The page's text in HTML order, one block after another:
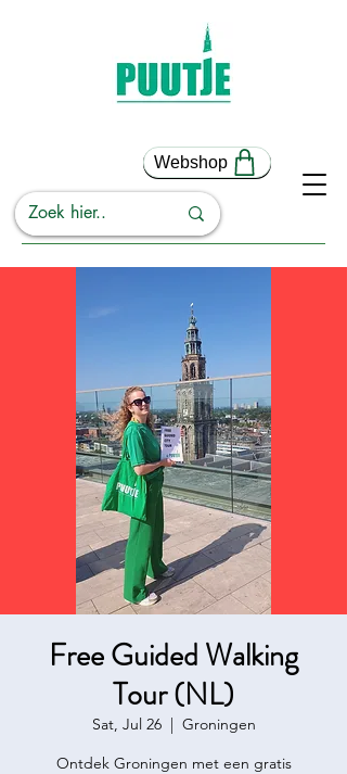
Webshop
Free Guided Walking
Tour (NL)
Sat, Jul 26
  |
Groningen
Ontdek Groningen met een gratis